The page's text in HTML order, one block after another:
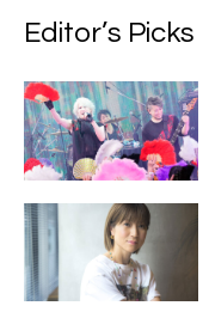
Editor’s Picks